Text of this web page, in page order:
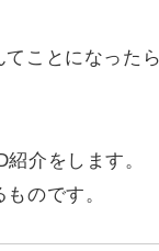
ことになった
介をします。
のです。